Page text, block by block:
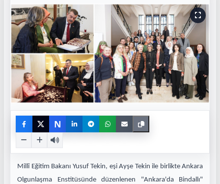
N
Millî Eğitim Bakanı Yusuf Tekin, eşi Ayşe Tekin ile birlikte Ankara
Olgunlaşma Enstitüsünde düzenlenen "Ankara'da Bindallı"